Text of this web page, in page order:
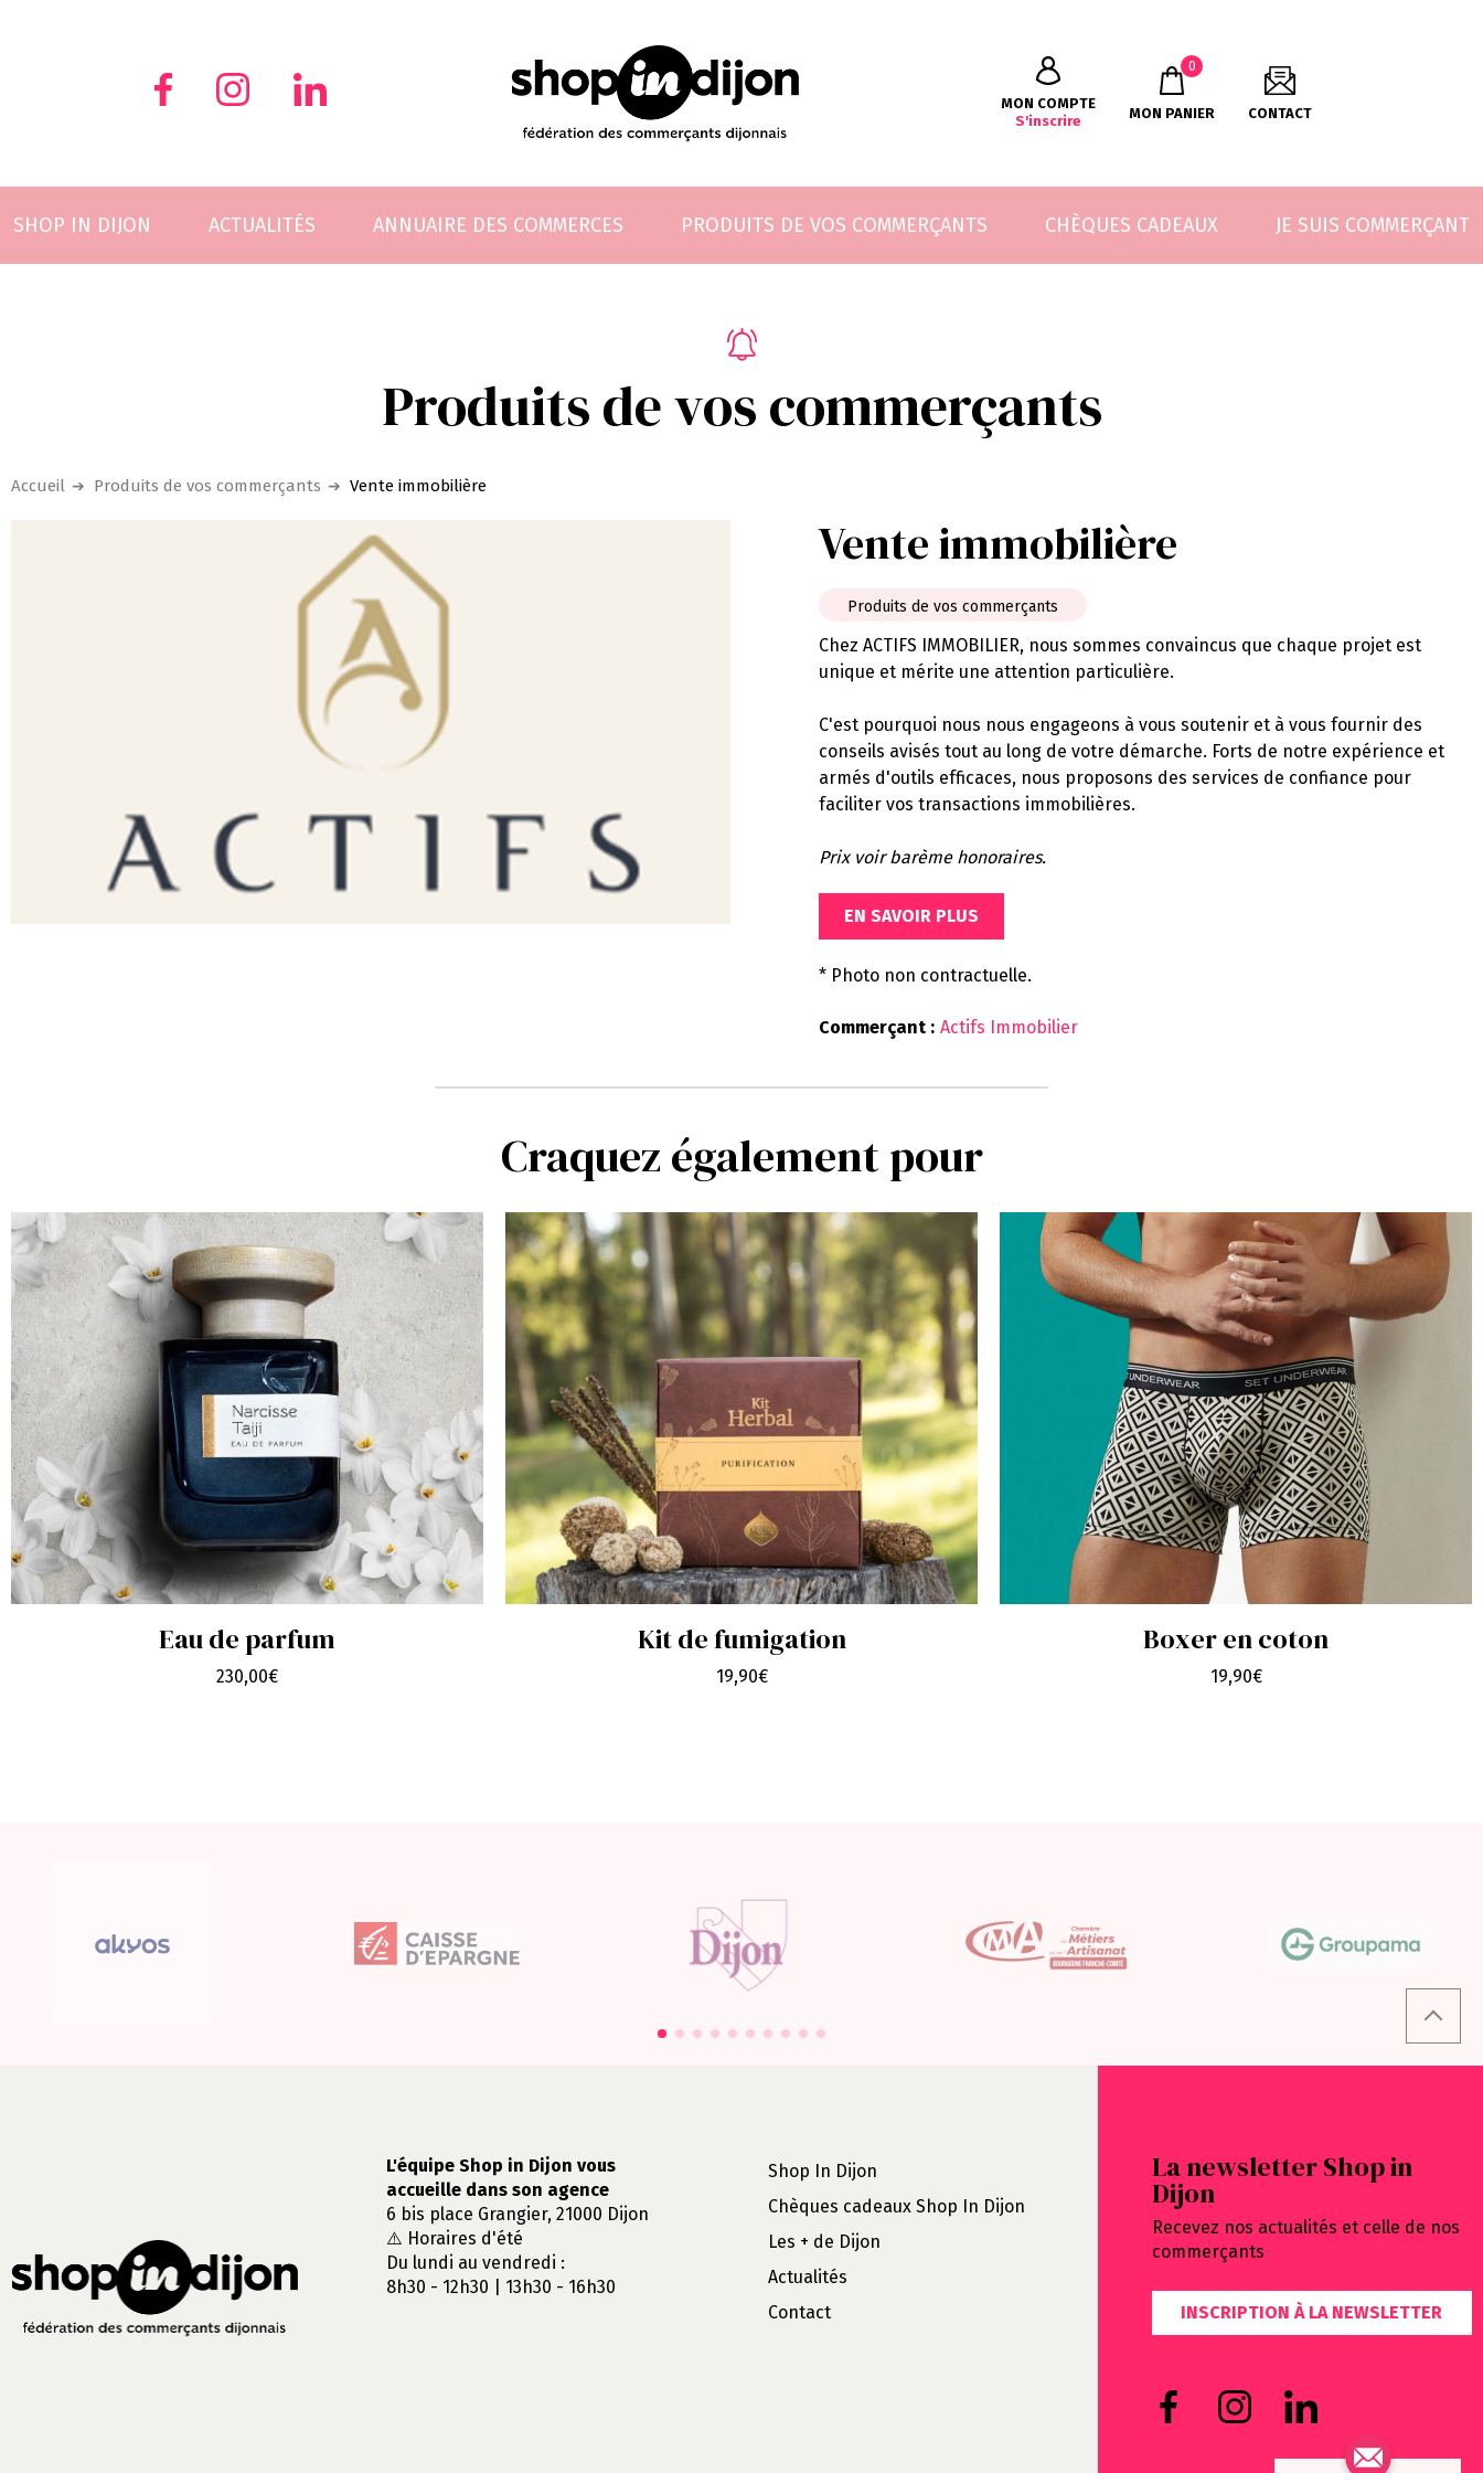
MON COMPTE
S'inscrire
0
MON PANIER CONTACT
SHOP IN DIJON ACTUALITÉS ANNUAIRE DES COMMERCES PRODUITS DE VOS COMMERÇANTS CHÈQUES CADEAUX JE SUIS COMMERÇANT
Produits de vos commerçants
Accueil Produits de vos commerçants Vente immobilière
Vente immobilière
Produits de vos commerçants
Chez ACTIFS IMMOBILIER, nous sommes convaincus que chaque projet est
unique et mérite une attention particulière.
C'est pourquoi nous nous engageons à vous soutenir et à vous fournir des
conseils avisés tout au long de votre démarche. Forts de notre expérience et
armés d'outils efficaces, nous proposons des services de confiance pour
faciliter vos transactions immobilières.
Prix voir barème honoraires.
EN SAVOIR PLUS
* Photo non contractuelle.
Commerçant : Actifs Immobilier
Craquez également pour
Eau de parfum
230,00€
Kit de fumigation
19,90€
Boxer en coton
19,90€
L'équipe Shop in Dijon vous
accueille dans son agence
6 bis place Grangier, 21000 Dijon
⚠️ Horaires d'été
Du lundi au vendredi :
8h30 - 12h30 | 13h30 - 16h30
Shop In Dijon
Chèques cadeaux Shop In Dijon
Les + de Dijon
Actualités
Contact
La newsletter Shop in
Dijon
Recevez nos actualités et celle de nos
commerçants
INSCRIPTION À LA NEWSLETTER